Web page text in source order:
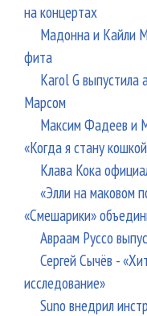
на концертах
Мадонна и Кайли
фита
Karol G выпустила
Марсом
Максим Фадеев и
«Когда я стану
Клава Кока
«Элли на маковом
«Смешарики»
Авраам Руссо
Сергей Сычёв -
исследование»
Suno внедрил